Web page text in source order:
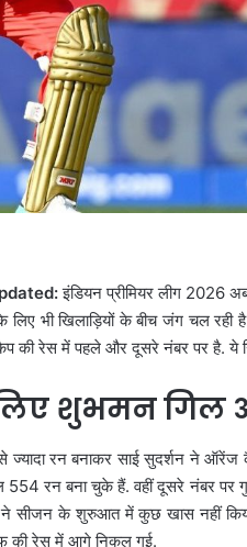
इंडियन प्रीमियर लीग 2026
भी खिलाड़ियों के बीच जंग चल
की रेस में पहले और दूसरे नंबर पर है. ये
शुभमन गिल
रन बनाकर साई सुदर्शन ने
रन बना चुके हैं. वहीं दूसरे नंबर पर
ने सीजन के शुरुआत में कुछ खास नहीं
की रेस में आगे निकल गई.